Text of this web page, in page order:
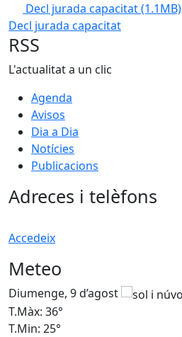
Decl jurada capacitat(1.1MB)
Decl jurada capacitat
RSS
L'actualitat a un clic
Agenda
Avisos
Dia a Dia
Notícies
Publicacions
Adreces i telèfons
Accedeix
Meteo
Diumenge, 9 d’agost
T.Màx: 36°
T.Min: 25°